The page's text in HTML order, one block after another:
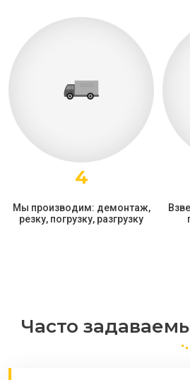
4
Мы производим: демонтаж,
резку, погрузку, разгрузку
Часто